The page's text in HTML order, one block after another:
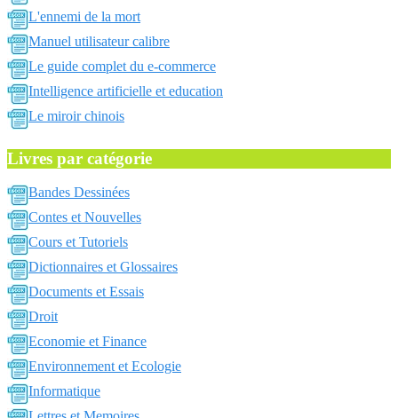
L'ennemi de la mort
Manuel utilisateur calibre
Le guide complet du e-commerce
Intelligence artificielle et education
Le miroir chinois
Livres par catégorie
Bandes Dessinées
Contes et Nouvelles
Cours et Tutoriels
Dictionnaires et Glossaires
Documents et Essais
Droit
Economie et Finance
Environnement et Ecologie
Informatique